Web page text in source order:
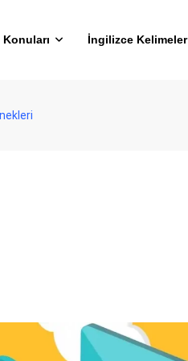
İngilizce Kelimeler